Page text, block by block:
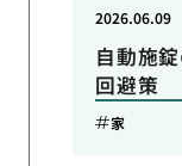
自動施
回避策
2026.06.09
家